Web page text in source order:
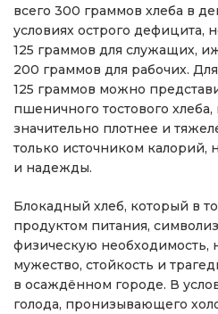
всего 300 граммов хлеба в
условиях острого дефицита,
125 граммов для служащих,
200 граммов для рабочих.
125 граммов можно
пшеничного тостового
значительно плотнее и
только источником калорий,
и надежды.
Блокадный хлеб, который в
продуктом питания,
физическую необходимость,
мужество, стойкость и
в осаждённом городе. В
голода, пронизывающего